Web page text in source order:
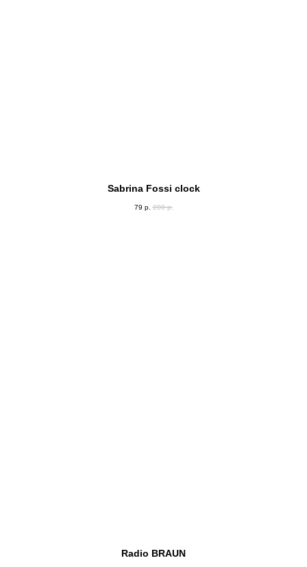
Sabrina Fossi clock
79 р. 200 р.
Radio BRAUN